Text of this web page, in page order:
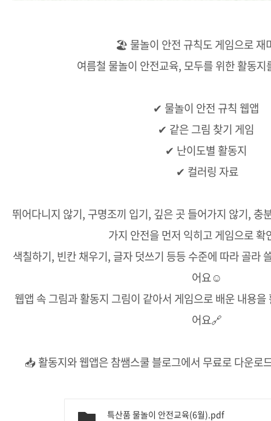
🏖️ 물놀이 안전 규칙도 게임으로 재
여름철 물놀이 안전교육, 모두를 위한 활동
✔ 물놀이 안전 규칙 웹앱
✔ 같은 그림 찾기 게임
✔ 난이도별 활동지
✔ 컬러링 자료
뛰어다니지 않기, 구명조끼 입기, 깊은 곳 들어가지 않기, 충
가지 안전을 먼저 익히고 게임으로 확
색칠하기, 빈칸 채우기, 글자 덧쓰기 등등 수준에 따라 골라
어요☺️
웹앱 속 그림과 활동지 그림이 같아서 게임으로 배운 내용
어요🔗
📥 활동지와 웹앱은 참쌤스쿨 블로그에서 무료로 다운로
특산품 물놀이 안전교육(6월).pdf